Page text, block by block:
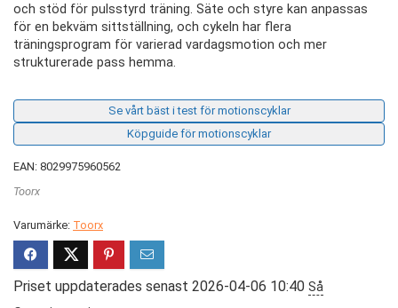
och stöd för pulsstyrd träning. Säte och styre kan anpassas
för en bekväm sittställning, och cykeln har flera
träningsprogram för varierad vardagsmotion och mer
strukturerade pass hemma.
Se vårt bäst i test för motionscyklar
Köpguide för motionscyklar
EAN: 8029975960562
Toorx
Varumärke: Toorx
Priset uppdaterades senast 2026-04-06 10:40 Så